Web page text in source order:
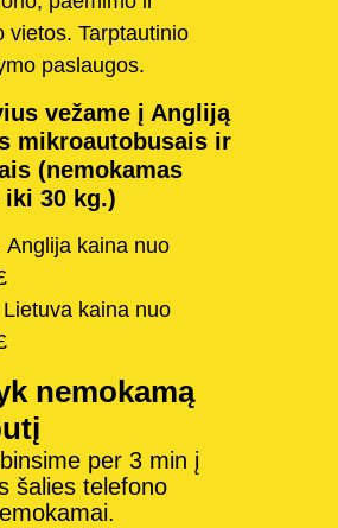
vietos. Tarptautinio
paslaugos.
vežame į Angliją
mikroautobusais ir
(nemokamas
iki 30 kg.)
kaina nuo
kaina nuo
nemokamą
per 3 min į
šalies telefono